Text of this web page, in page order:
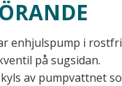
enhjulspump i
på sugsidan.
av pumpvattnet